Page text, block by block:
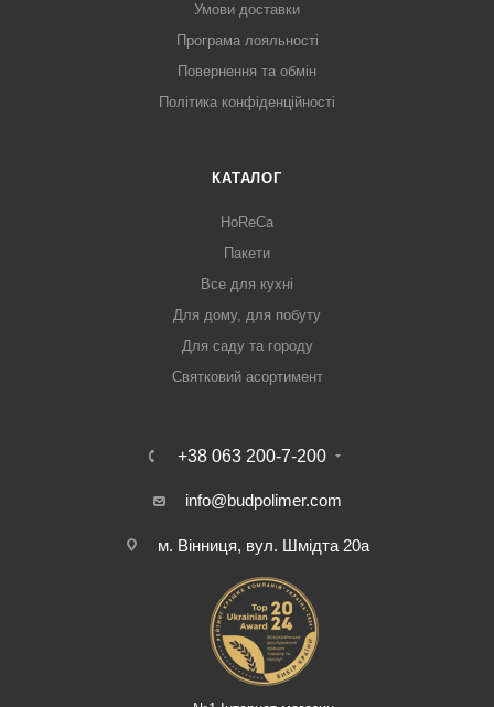
Умови доставки
Програма лояльності
Повернення та обмін
Політика конфіденційності
КАТАЛОГ
HoReCa
Пакети
Все для кухні
Для дому, для побуту
Для саду та городу
Святковий асортимент
+38 063 200-7-200
info@budpolimer.com
м. Вінниця, вул. Шмідта 20а